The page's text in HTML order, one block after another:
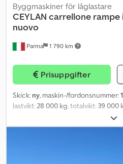
Parma 1 790 km
Byggmaskiner för låglastare
CEYLAN carrellone
nuovo
Prisuppgifter
Skick: ny, maskin-/fordonsnummer:1
lastvikt:28 000 kg, totalvikt: 39 000
13 650 mm,
lastutrymmeshöjd:870 mm,
tredje styrande, EBS, dubbla hela